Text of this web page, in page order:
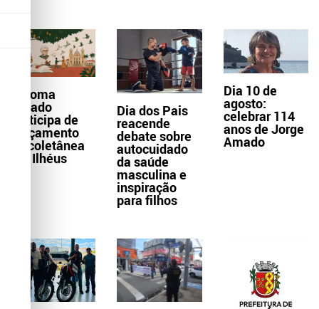
Paloma
Amado
participa de
lançamento
de coletânea
em Ilhéus
Dia dos Pais
reacende
debate sobre
autocuidado
da saúde
masculina e
inspiração
para filhos
Dia 10 de
agosto:
celebrar 114
anos de Jorge
Amado